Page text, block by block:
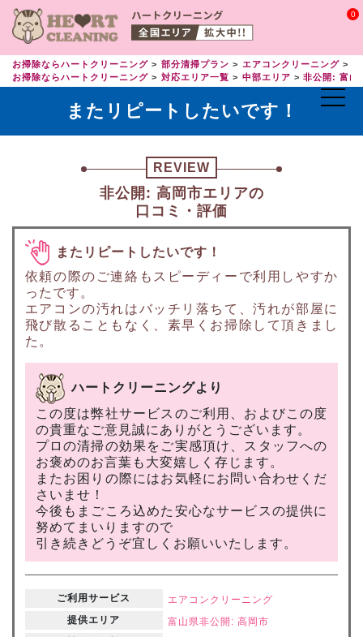
0
お掃除ならハートクリーニング 部分清掃プラン エアコンクリーニング
お掃除ならハートクリーニング
対応エリア一覧 中部エリア 非公開: 富山
またリピートしたいです！
REVIEW
非公開: 高岡市エリアの
口コミ・評価
またリピートしたいです！
依頼の際のご連絡もスピーディーで利用しやすか
ったです。
エアコンの汚れはバッチリ落ちて、汚れが部屋に
飛び散ることもなく、素早くお掃除して頂きまし
た。
ハートクリーニングより
この度は弊社サービスのご利用、およびこの度
の貴重なご意見誠にありがとうございます。
プロの清掃の効果をご実感頂け、スタッフへの
お褒めのお言葉も大変嬉しく存じます。
またお困りの際にはお気軽にお問い合わせくだ
さいませ！
今後もまごころ込めた安心なサービスの提供に
努めてまいりますので
引き続きどうぞ宜しくお願いいたします。
ご利用サービス
エアコンクリーニング
提供エリア
富山県非公開: 高岡市